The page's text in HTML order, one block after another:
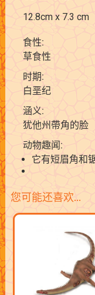
12.8cm x 7.3 cm
食性:
草食性
时期:
白垩纪
涵义:
犹他州帶角的脸
动物趣闻:
它有短眉角和
您可能还喜欢…